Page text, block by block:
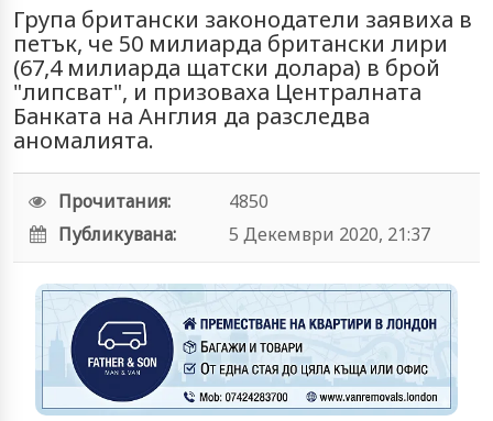
Група британски законодатели заявиха в
петък, че 50 милиарда британски лири
(67,4 милиарда щатски долара) в брой
"липсват", и призоваха Централната
Банката на Англия да разследва
аномалията.
Прочитания:
4850
Публикувана:
5 Декември 2020, 21:37